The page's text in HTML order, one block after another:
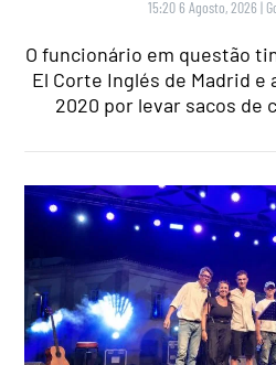
15:20 6 Agosto, 2026 |
O funcionário em questão
El Corte Inglés de Madrid e
2020 por levar sacos de